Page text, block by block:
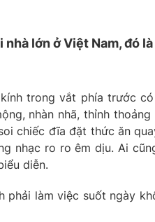
lớn ở Việt Nam, đó
trong vắt phía trước
nhàn nhã, thỉnh
chiếc đĩa đặt thức ăn
nhạc ro ro êm dịu. Ai
diễn.
phải làm việc suốt ngày